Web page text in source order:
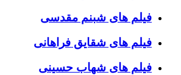
فیلم های شبنم مقدسی
فیلم های شقایق فراهانی
فیلم های شهاب حسینی